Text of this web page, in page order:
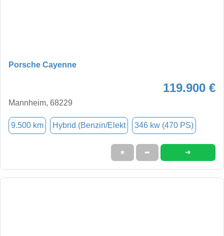
Porsche Cayenne
119.900 €
Mannheim, 68229
9.500 km Hybrid (Benzin/Elekt 346 kw (470 PS)
★ ➦ ➜